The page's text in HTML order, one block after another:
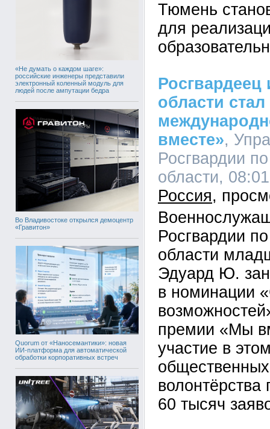
«Не думать о каждом шаге»:
российские инженеры представили
электронный коленный модуль для
людей после ампутации бедра
Во Владивостоке открылся демоцентр
«Гравитон»
Quorum от «Наносемантики»: новая
ИИ-платформа для автоматической
обработки корпоративных встреч
Тюмень
для
Росгвардеец
области
вместе»,
Росгвардии
области,
Россия
Росгвардии
области
Эдуард Ю.
в номинации
премии «Мы
участие в
60 тысяч